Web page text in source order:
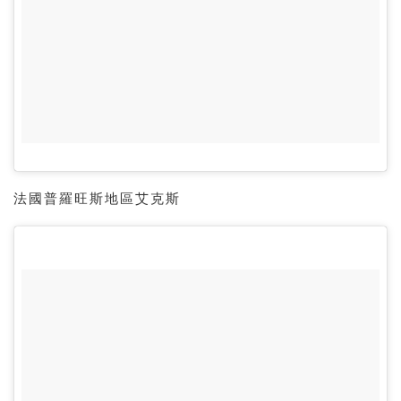
法國普羅旺斯地區艾克斯